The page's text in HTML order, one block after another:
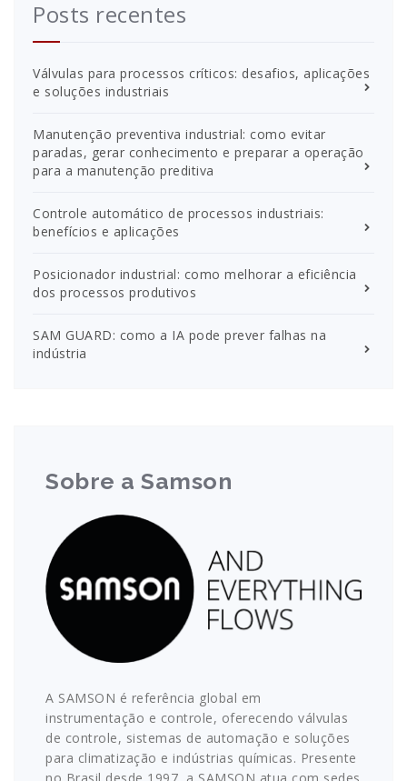
Posts recentes
Válvulas para processos críticos: desafios, aplicações
e soluções industriais
Manutenção preventiva industrial: como evitar
paradas, gerar conhecimento e preparar a operação
para a manutenção preditiva
Controle automático de processos industriais:
benefícios e aplicações
Posicionador industrial: como melhorar a eficiência
dos processos produtivos
SAM GUARD: como a IA pode prever falhas na
indústria
Sobre a Samson
A SAMSON é referência global em
instrumentação e controle, oferecendo válvulas
de controle, sistemas de automação e soluções
para climatização e indústrias químicas. Presente